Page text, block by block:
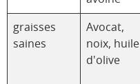
graisses
saines
Avocat,
noix, huile
d'olive